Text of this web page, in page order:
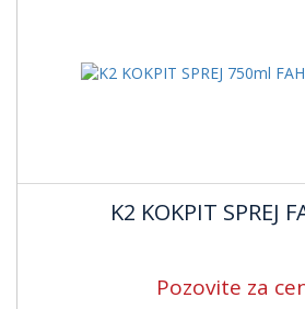
K2 KOKPIT SPREJ
Pozovite za